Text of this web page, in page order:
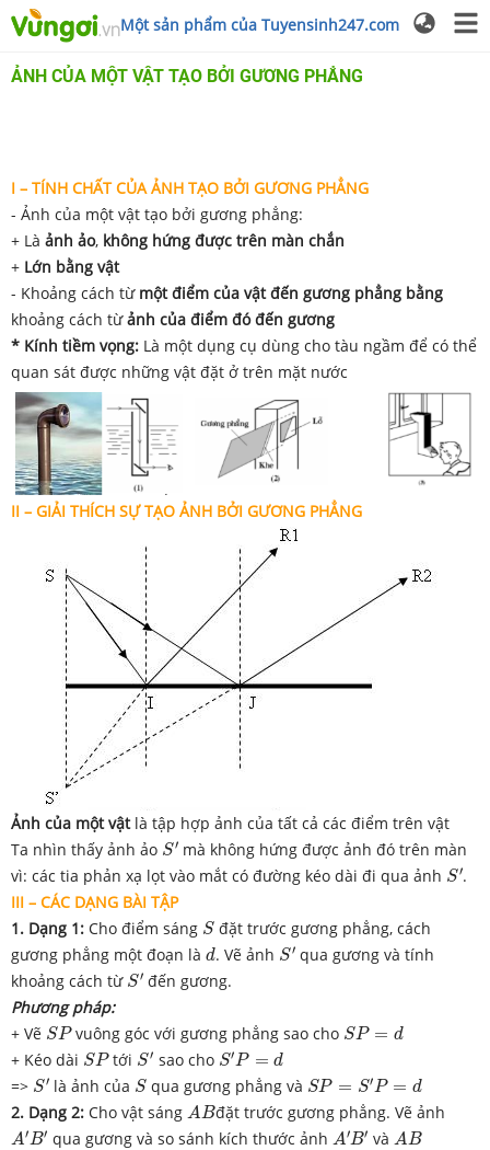
Một sản phẩm của Tuyensinh247.com
ẢNH CỦA MỘT VẬT TẠO BỞI GƯƠNG PHẲNG
I – TÍNH CHẤT CỦA ẢNH TẠO BỞI GƯƠNG PHẲNG
- Ảnh của một vật tạo bởi gương phẳng:
+ Là ảnh ảo, không hứng được trên màn chắn
+ Lớn bằng vật
- Khoảng cách từ một điểm của vật đến gương phẳng bằng
khoảng cách từảnh của điểm đó đến gương
* Kính tiềm vọng: Là một dụng cụ dùng cho tàu ngầm để có thể
quan sát được những vật đặt ở trên mặt nước
II – GIẢI THÍCH SỰ TẠO ẢNH BỞI GƯƠNG PHẲNG
Ảnh của một vậtlà tập hợp ảnh của tất cả các điểm trên vật
Ta nhìn thấy ảnh ảo S′
S′ mà không hứng được ảnh đó trên màn
vì: các tia phản xạ lọt vào mắt có đường kéo dài đi qua ảnh S′
S′.
III – CÁC DẠNG BÀI TẬP
1. Dạng 1: Cho điểm sáng S
Sđặt trước gương phẳng, cách
gương phẳng một đoạn là d
d. Vẽ ảnh S′
S′ qua gương và tính
khoảng cách từ S′
S′ đến gương.
Phương pháp:
+ Vẽ SP
SP vuông góc với gương phẳng sao cho SP = d
SP=
+ Kéo dài SP
SP tới S′
S′ sao cho S′P = d
S′P=
=> S′
S′ là ảnh của S
Squa gương phẳng và SP = S′P = d
SP= P=d
2. Dạng 2: Cho vật sáng AB
A B đặt trước gương phẳng. Vẽ ảnh
A′B′
A′B′ qua gương và so sánh kích thước ảnh A′B′
A′B′ và AB
A B